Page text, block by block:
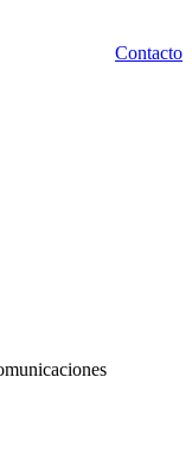
Contacto